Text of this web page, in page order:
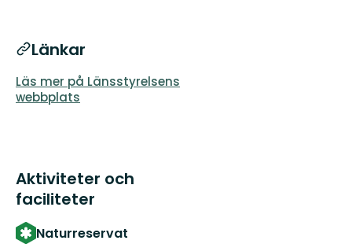
Länkar
Läs mer på Länsstyrelsens
webbplats
Aktiviteter och
faciliteter
Naturreservat